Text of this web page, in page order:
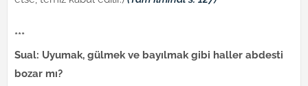
***
Sual: Uyumak, gülmek ve bayılmak gibi haller abdesti
bozar mı?